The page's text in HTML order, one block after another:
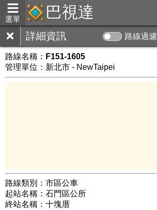
選單 巴視達
詳細資訊 路線過濾
路線名稱： F151-1605
管理單位：新北市 - NewTaipei
路線類別：市區公車
起站名稱：石門區公所
終站名稱：十塊厝